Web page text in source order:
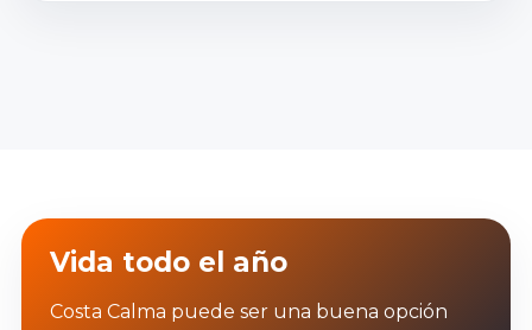
Vida todo el año
Costa Calma puede ser una buena opción